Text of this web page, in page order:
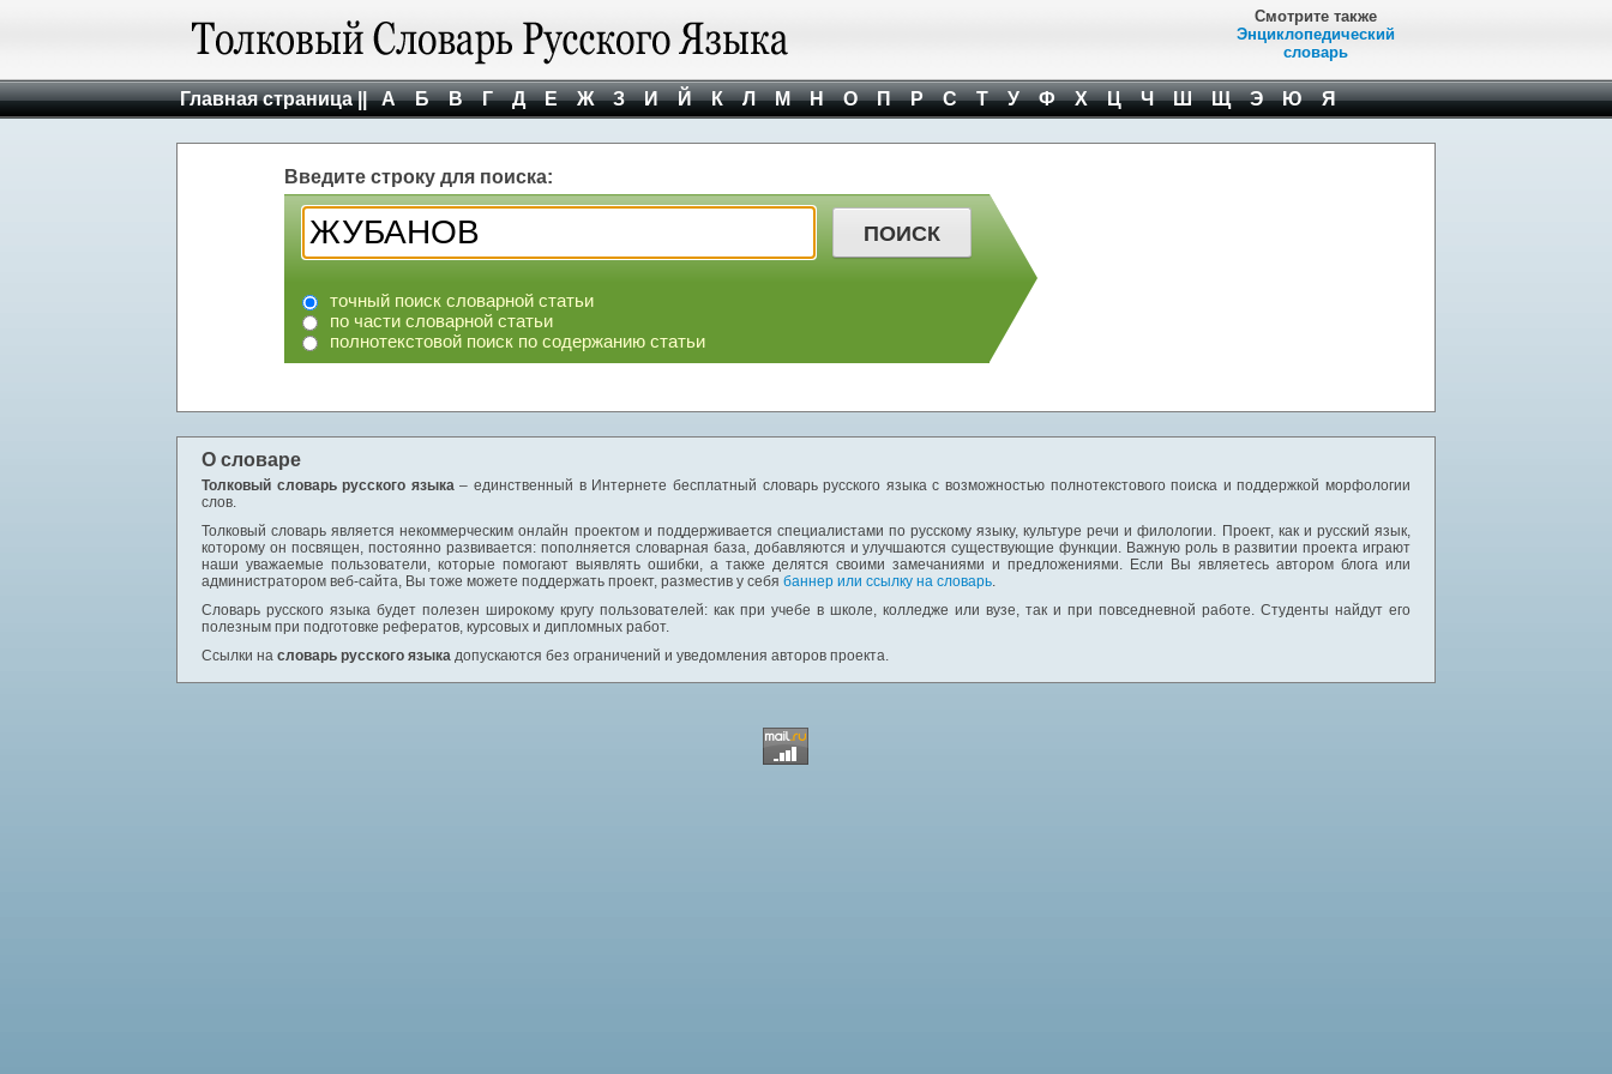
Смотрите также
Энциклопедический
словарь
Главная страница || А Б В Г Д Е Ж З И Й К Л М Н О П Р С Т У Ф Х Ц Ч Ш Щ Э Ю Я
Введите строку для поиска:
точный поиск словарной статьи
по части словарной статьи
полнотекстовой поиск по содержанию статьи
О словаре
Толковый словарь русского языка– единственный в Интернете бесплатный словарь русского языка с возможностью полнотекстового поиска и поддержкой морфологии
слов.
Толковый словарь является некоммерческим онлайн проектом и поддерживается специалистами по русскому языку, культуре речи и филологии. Проект, как и русский язык,
которому он посвящен, постоянно развивается: пополняется словарная база, добавляются и улучшаются существующие функции. Важную роль в развитии проекта играют
наши уважаемые пользователи, которые помогают выявлять ошибки, а также делятся своими замечаниями и предложениями. Если Вы являетесь автором блога или
администратором веб-сайта, Вы тоже можете поддержать проект, разместив у себя баннер или ссылку на словарь.
Словарь русского языка будет полезен широкому кругу пользователей: как при учебе в школе, колледже или вузе, так и при повседневной работе. Студенты найдут его
полезным при подготовке рефератов, курсовых и дипломных работ.
Ссылки на словарь русского языка допускаются без ограничений и уведомления авторов проекта.